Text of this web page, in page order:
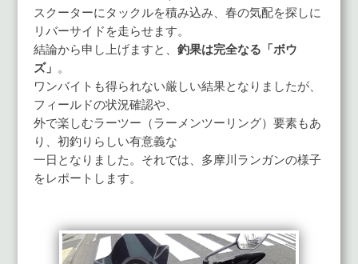
スクーターにタックルを積み込み、春の気配を探しに
リバーサイドを走らせます。
結論から申し上げますと、 釣果は完全なる「ボウ
ズ」
。
ワンバイトも得られない厳しい結果となりましたが、
フィールドの状況確認や、
外で楽しむラーツー（ラーメンツーリング）要素もあ
り、初釣りらしい有意義な
一日となりました。それでは、多摩川ランガンの様子
をレポートします。